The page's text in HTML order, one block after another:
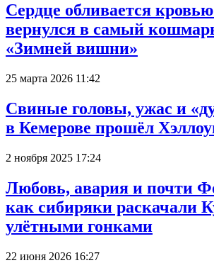
Сердце обливается
вернулся в самый
«Зимней вишни»
25 марта 2026 11:42
Свиные головы, ужас и
в Кемерове прошёл
2 ноября 2025 17:24
Любовь, авария и почти
как сибиряки раскачали
улётными гонками
22 июня 2026 16:27